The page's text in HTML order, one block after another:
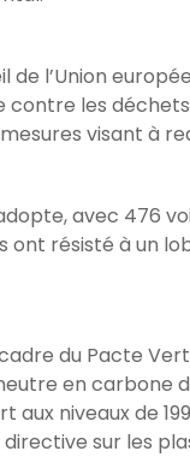
de l’Union
les
visant à
avec 476
ont résisté à un
du Pacte
en carbone
niveaux de
sur les